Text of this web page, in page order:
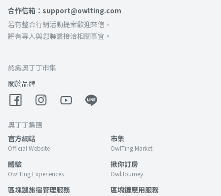
合作信箱：support@owlting.com
若有整合行銷活動提案歡迎來信，
將有專人與您聯繫接洽相關事宜。
認識奧丁丁市集
關於品牌
奧丁丁集團
官方網站
Official Website
市集
OwlTing Market
體驗
OwlTing Experiences
揪你訂房
OwlJourney
區塊鏈旅宿管理服務 區塊鏈應用服務